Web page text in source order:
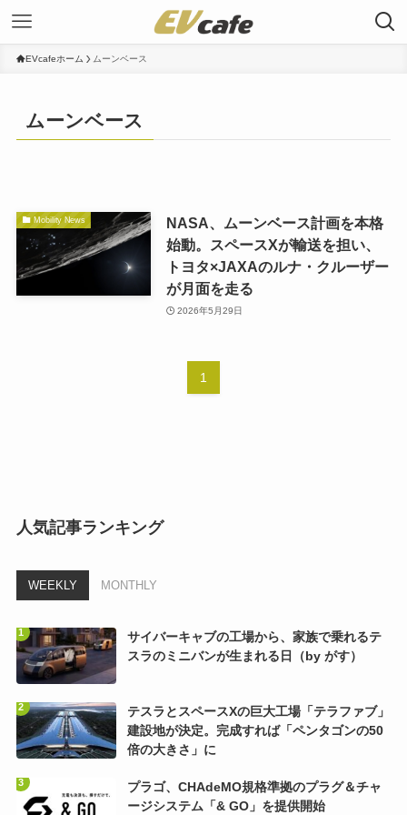
EVcafeホーム ムーンベース
ムーンベース
Mobility News
NASA、ムーンベース計画を本格
始動。スペースXが輸送を担い、
トヨタ×JAXAのルナ・クルーザー
が月面を走る
2026年5月29日
1
人気記事ランキング
WEEKLY MONTHLY
サイバーキャブの工場から、家族で乗れるテ
スラのミニバンが生まれる日（by がす）
テスラとスペースXの巨大工場「テラファブ」
建設地が決定。完成すれば「ペンタゴンの50
倍の大きさ」に
プラゴ、CHAdeMO規格準拠のプラグ＆チャ
ージシステム「& GO」を提供開始